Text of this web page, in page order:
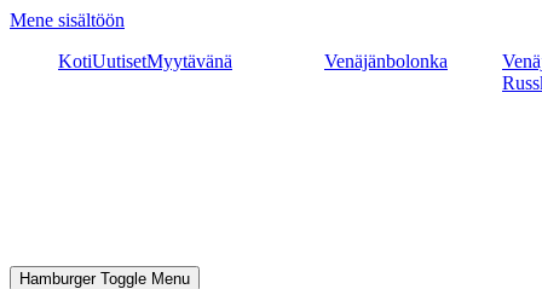
Mene sisältöön
KotiUutisetMyytävänä Venäjänbolonka
Hamburger Toggle Menu